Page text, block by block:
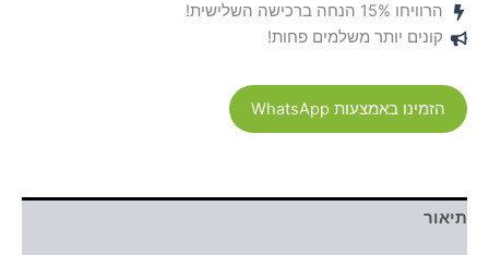
הרוויחו 15% הנחה ברכישה השלישית!
קונים יותר משלמים פחות!
הזמינו באמצעות WhatsApp
תיאור